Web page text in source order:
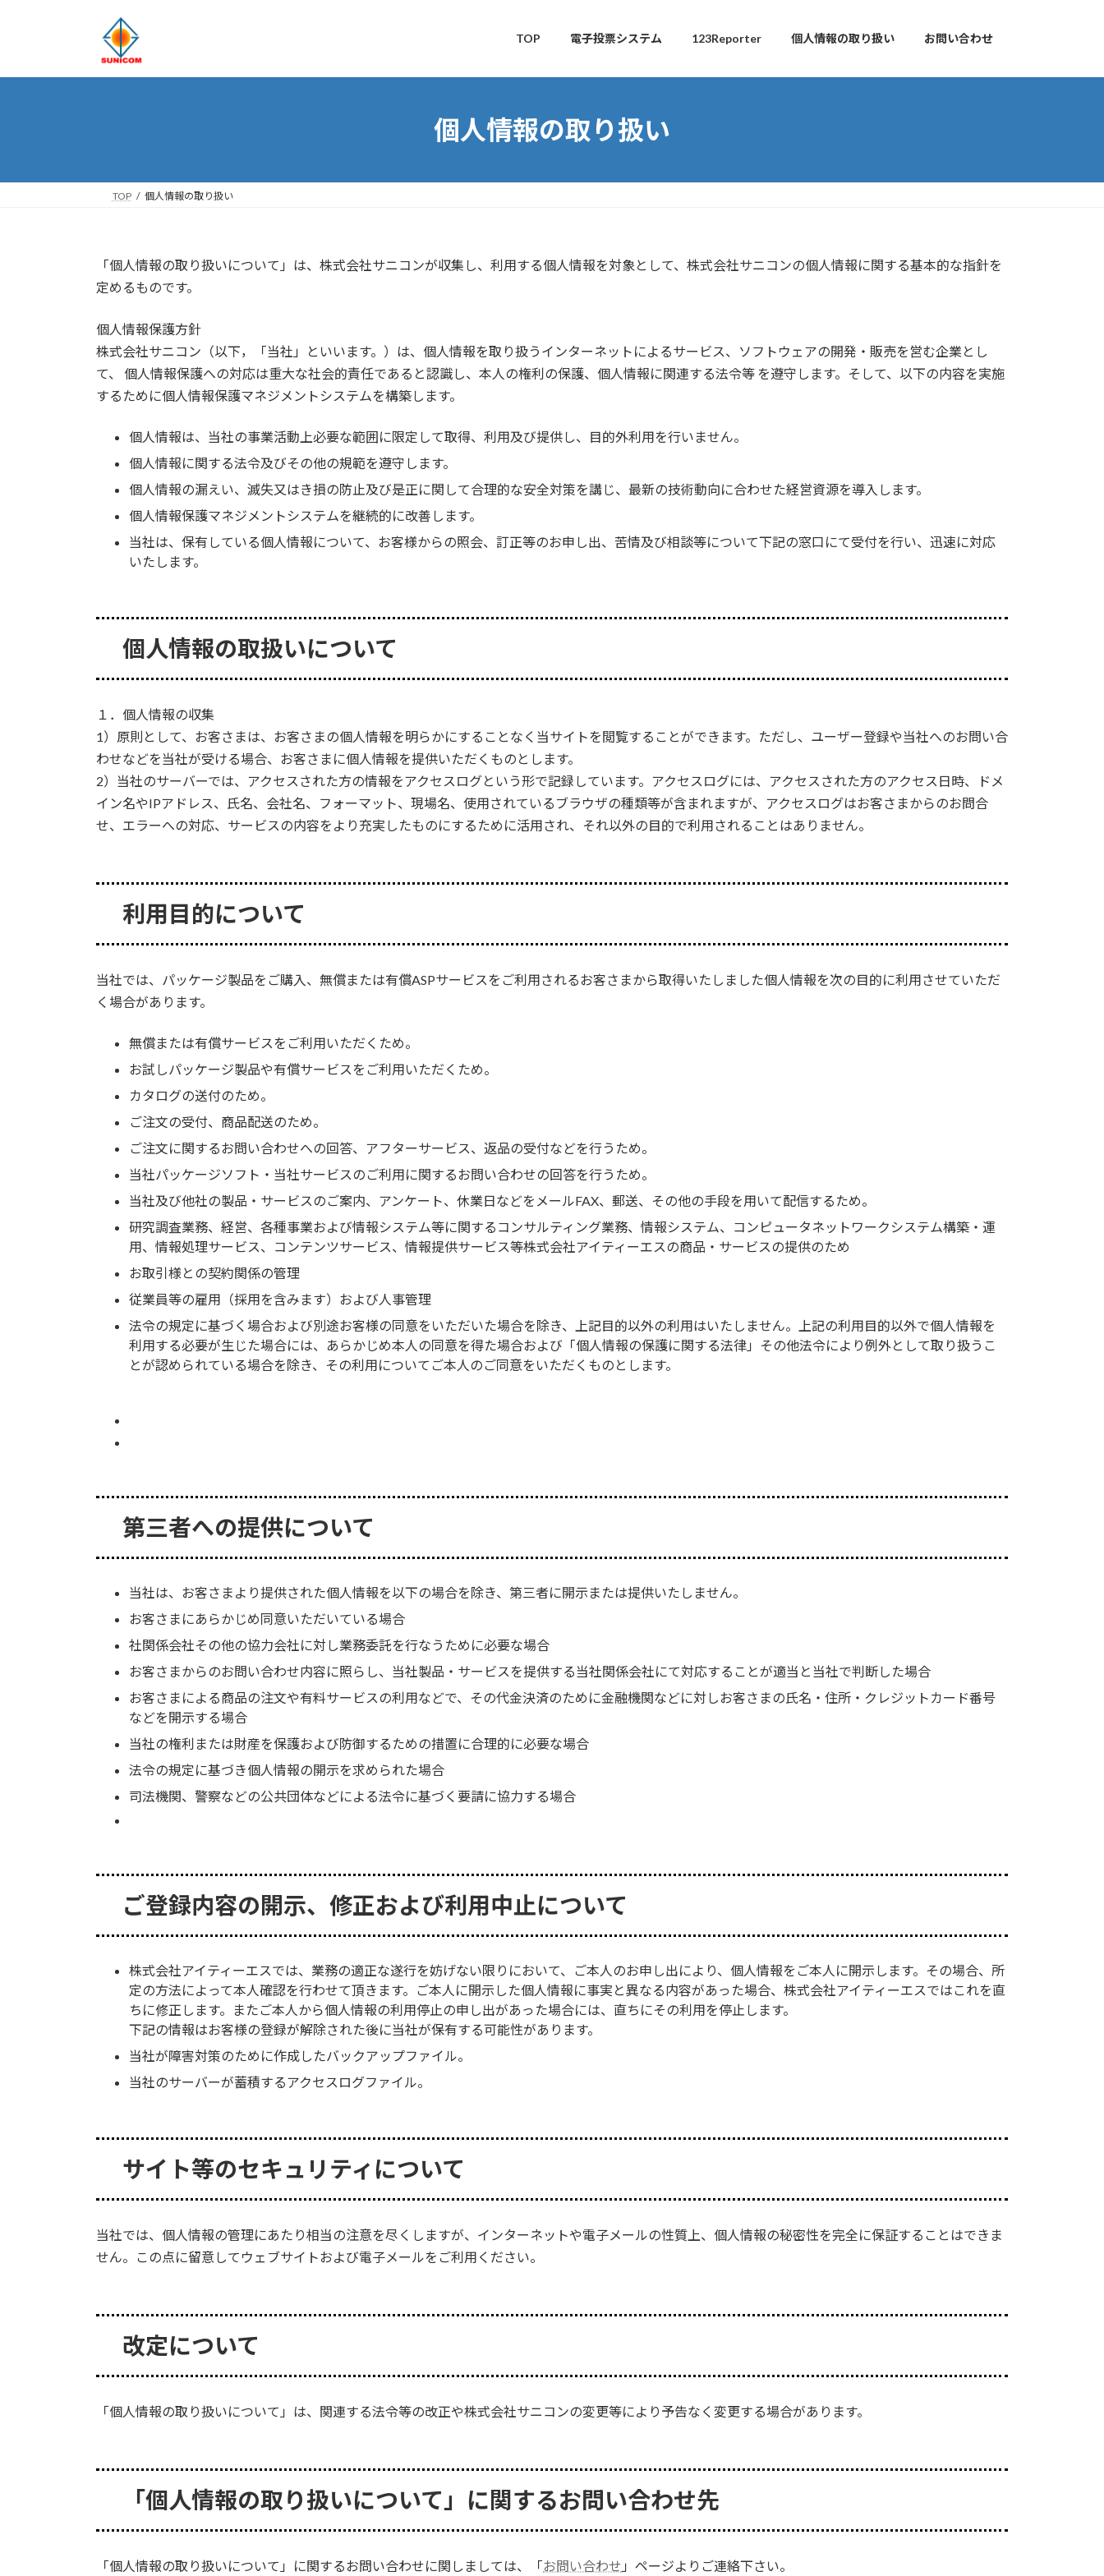
プ
動
TOP 電子投票システム 123Reporter 個人情報の取り扱い お問い合わせ
個人情報の取り扱い
TOP 個人情報の取り扱い
「個人情報の取り扱いについて」は、株式会社サニコンが収集し、利用する個人情報を対象として、株式会社サニコンの個人情報に関する基本的な指針を
定めるものです。
個人情報保護方針
株式会社サニコン（以下，「当社」といいます。）は、個人情報を取り扱うインターネットによるサービス、ソフトウェアの開発・販売を営む企業とし
て、 個人情報保護への対応は重大な社会的責任であると認識し、本人の権利の保護、個人情報に関連する法令等 を遵守します。そして、以下の内容を実施
するために個人情報保護マネジメントシステムを構築します。
個人情報は、当社の事業活動上必要な範囲に限定して取得、利用及び提供し、目的外利用を行いません。
個人情報に関する法令及びその他の規範を遵守します。
個人情報の漏えい、滅失又はき損の防止及び是正に関して合理的な安全対策を講じ、最新の技術動向に合わせた経営資源を導入します。
個人情報保護マネジメントシステムを継続的に改善します。
当社は、保有している個人情報について、お客様からの照会、訂正等のお申し出、苦情及び相談等について下記の窓口にて受付を行い、迅速に対応
いたします。
個人情報の取扱いについて
１．個人情報の収集
1）原則として、お客さまは、お客さまの個人情報を明らかにすることなく当サイトを閲覧することができます。ただし、ユーザー登録や当社へのお問い合
わせなどを当社が受ける場合、お客さまに個人情報を提供いただくものとします。
2）当社のサーバーでは、アクセスされた方の情報をアクセスログという形で記録しています。アクセスログには、アクセスされた方のアクセス日時、ドメ
イン名やIPアドレス、氏名、会社名、フォーマット、現場名、使用されているブラウザの種類等が含まれますが、アクセスログはお客さまからのお問合
せ、エラーへの対応、サービスの内容をより充実したものにするために活用され、それ以外の目的で利用されることはありません。
利用目的について
当社では、パッケージ製品をご購入、無償または有償ASPサービスをご利用されるお客さまから取得いたしました個人情報を次の目的に利用させていただ
く場合があります。
無償または有償サービスをご利用いただくため。
お試しパッケージ製品や有償サービスをご利用いただくため。
カタログの送付のため。
ご注文の受付、商品配送のため。
ご注文に関するお問い合わせへの回答、アフターサービス、返品の受付などを行うため。
当社パッケージソフト・当社サービスのご利用に関するお問い合わせの回答を行うため。
当社及び他社の製品・サービスのご案内、アンケート、休業日などをメールFAX、郵送、その他の手段を用いて配信するため。
研究調査業務、経営、各種事業および情報システム等に関するコンサルティング業務、情報システム、コンピュータネットワークシステム構築・運
用、情報処理サービス、コンテンツサービス、情報提供サービス等株式会社アイティーエスの商品・サービスの提供のため
お取引様との契約関係の管理
従業員等の雇用（採用を含みます）および人事管理
法令の規定に基づく場合および別途お客様の同意をいただいた場合を除き、上記目的以外の利用はいたしません。上記の利用目的以外で個人情報を
利用する必要が生じた場合には、あらかじめ本人の同意を得た場合および「個人情報の保護に関する法律」その他法令により例外として取り扱うこ
とが認められている場合を除き、その利用についてご本人のご同意をいただくものとします。
第三者への提供について
当社は、お客さまより提供された個人情報を以下の場合を除き、第三者に開示または提供いたしません。
お客さまにあらかじめ同意いただいている場合
社関係会社その他の協力会社に対し業務委託を行なうために必要な場合
お客さまからのお問い合わせ内容に照らし、当社製品・サービスを提供する当社関係会社にて対応することが適当と当社で判断した場合
お客さまによる商品の注文や有料サービスの利用などで、その代金決済のために金融機関などに対しお客さまの氏名・住所・クレジットカード番号
などを開示する場合
当社の権利または財産を保護および防御するための措置に合理的に必要な場合
法令の規定に基づき個人情報の開示を求められた場合
司法機関、警察などの公共団体などによる法令に基づく要請に協力する場合
ご登録内容の開示、修正および利用中止について
株式会社アイティーエスでは、業務の適正な遂行を妨げない限りにおいて、ご本人のお申し出により、個人情報をご本人に開示します。その場合、所
定の方法によって本人確認を行わせて頂きます。ご本人に開示した個人情報に事実と異なる内容があった場合、株式会社アイティーエスではこれを直
ちに修正します。またご本人から個人情報の利用停止の申し出があった場合には、直ちにその利用を停止します。
下記の情報はお客様の登録が解除された後に当社が保有する可能性があります。
当社が障害対策のために作成したバックアップファイル。
当社のサーバーが蓄積するアクセスログファイル。
サイト等のセキュリティについて
当社では、個人情報の管理にあたり相当の注意を尽くしますが、インターネットや電子メールの性質上、個人情報の秘密性を完全に保証することはできま
せん。この点に留意してウェブサイトおよび電子メールをご利用ください。
改定について
「個人情報の取り扱いについて」は、関連する法令等の改正や株式会社サニコンの変更等により予告なく変更する場合があります。
「個人情報の取り扱いについて」に関するお問い合わせ先
「個人情報の取り扱いについて」に関するお問い合わせに関しましては、「お問い合わせ 」ページよりご連絡下さい。